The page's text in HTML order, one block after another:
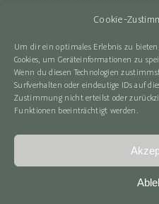
Cookie-
Um dir ein optimales Erlebnis zu
Cookies, um Geräteinformationen zu
Wenn du diesen Technologien
Surfverhalten oder eindeutige IDs auf
Zustimmung nicht erteilst oder
Funktionen beeinträchtigt werden.
Alternativ
Online-
Impressum|
Barrierefreiheit|